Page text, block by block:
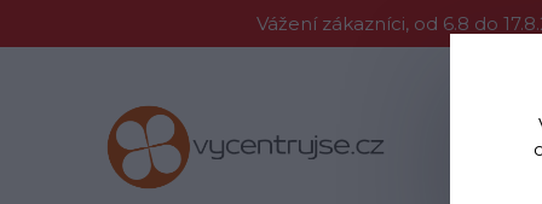
Vážení zákazníci, od 6.8 do